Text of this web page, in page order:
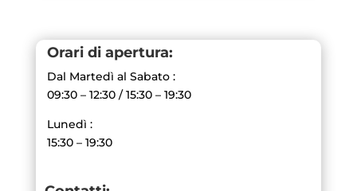
Orari di apertura:
Dal Martedì al Sabato :
09:30 – 12:30 / 15:30 – 19:30
Lunedì :
15:30 – 19:30